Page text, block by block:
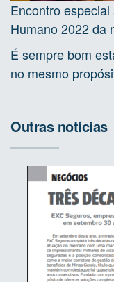
Encontro
Humano 2022 da
É sempre bom
no mesmo
Outras notícias